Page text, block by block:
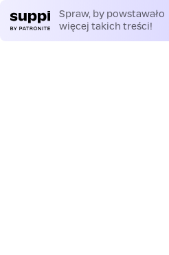
Spraw, by powstawało
więcej takich treści!